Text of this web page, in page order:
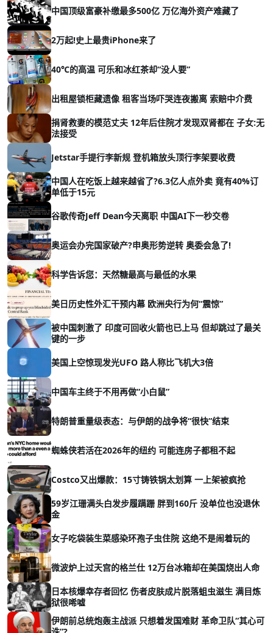
中国顶级富豪补缴最多500亿 万亿海外资产难藏了
2万起!史上最贵iPhone来了
40℃的高温 可乐和冰红茶却“没人要”
出租屋锁柜藏遗像 租客当场吓哭连夜搬离 索赔中介费
捐肾救妻的模范丈夫 12年后住院才发现双肾都在 子女:无
法接受
Jetstar手提行李新规 登机箱放头顶行李架要收费
中国人在吃饭上越来越省了?6.3亿人点外卖 竟有40%订
单低于15元
谷歌传奇Jeff Dean今天离职 中国AI下一秒交卷
奥运会办完国家破产?申奥形势逆转 奥委会急了!
科学告诉您：天然糖最高与最低的水果
美日历史性外汇干预内幕 欧洲央行为何“震惊”
被中国刺激了 印度可回收火箭也已上马 但却跳过了最关
键的一步
美国上空惊现发光UFO 路人称比飞机大3倍
中国车主终于不用再做“小白鼠”
特朗普重量级表态：与伊朗的战争将“很快”结束
蜘蛛侠若活在2026年的纽约 可能连房子都租不起
Costco又出爆款：15寸铸铁锅太划算 一上架被疯抢
59岁江珊满头白发步履蹒跚 胖到160斤 没单位也没退休
金
女子吃袋装生菜感染环孢子虫住院 这绝不是闹着玩的
微波炉上过天宫的格兰仕 12万台冰箱却在美国烧出人命
日本核爆幸存者回忆 伤者皮肤成片脱落蛆虫滋生 满目炼
狱很唏嘘
伊朗前总统炮轰主战派 只想着发国难财 革命卫队“其心可